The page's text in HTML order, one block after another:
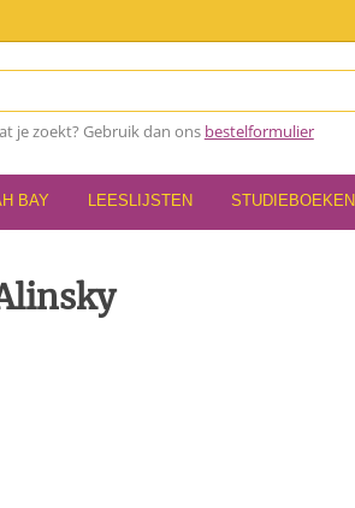
je zoekt? Gebruik dan ons bestelformulier
BAY LEESLIJSTEN STUDIEBOEKEN